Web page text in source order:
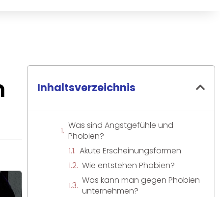
Inhaltsverzeichnis
Was sind Angstgefühle und
Phobien?
Akute Erscheinungsformen
Wie entstehen Phobien?
Was kann man gegen Phobien
unternehmen?